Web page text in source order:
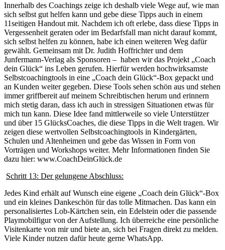
Innerhalb des Coachings zeige ich deshalb viele Wege auf, wie man
sich selbst gut helfen kann und gebe diese Tipps auch in einem
11seitigen Handout mit. Nachdem ich oft erlebe, dass diese Tipps in
Vergessenheit geraten oder im Bedarfsfall man nicht darauf kommt,
sich selbst helfen zu können, habe ich einen weiteren Weg dafür
gewählt. Gemeinsam mit Dr. Judith Hoffrichter und dem
Junfermann-Verlag als Sponsoren – haben wir das Projekt „Coach
dein Glück“ ins Leben gerufen. Hierfür werden hochwirksamste
Selbstcoachingtools in eine „Coach dein Glück“-Box gepackt und
an Kunden weiter gegeben. Diese Tools sehen schön aus und stehen
immer griffbereit auf meinem Schreibtischen herum und erinnern
mich stetig daran, dass ich auch in stressigen Situationen etwas für
mich tun kann. Diese Idee fand mittlerweile so viele Unterstützer
und über 15 GlücksCoaches, die diese Tipps in die Welt tragen. Wir
zeigen diese wertvollen Selbstcoachingtools in Kindergärten,
Schulen und Altenheimen und gebe das Wissen in Form von
Vorträgen und Workshops weiter. Mehr Informationen finden Sie
dazu hier: www.CoachDeinGlück.de
Schritt 13: Der gelungene Abschluss:
Jedes Kind erhält auf Wunsch eine eigene „Coach dein Glück“-Box
und ein kleines Dankeschön für das tolle Mitmachen. Das kann ein
personalisiertes Lob-Kärtchen sein, ein Edelstein oder die passende
Playmobilfigur von der Aufstellung. Ich überreiche eine persönliche
Visitenkarte von mir und biete an, sich bei Fragen direkt zu melden.
Viele Kinder nutzen dafür heute gerne WhatsApp.